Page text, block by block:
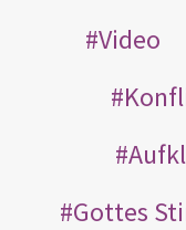
Video
Gottes